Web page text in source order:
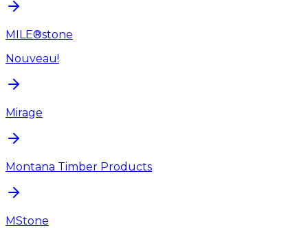
MILE®stone
Nouveau!
Mirage
Montana Timber Products
MStone